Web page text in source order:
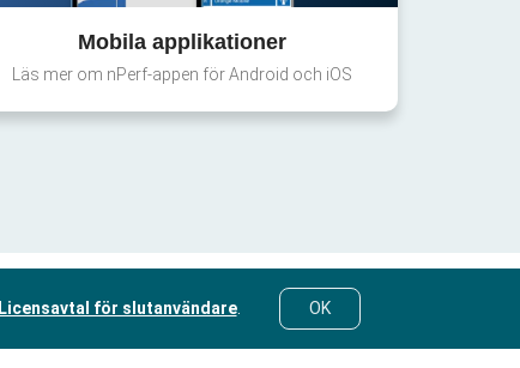
Mobila applikationer
Läs mer om nPerf-appen för Android och iOS
Licensavtal för slutanvändare. OK